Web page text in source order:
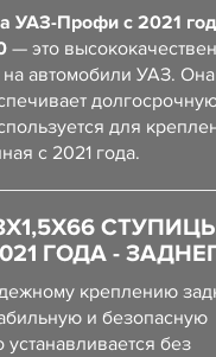
УАЗ-Профи с 2021
— это
автомобили УАЗ.
для
с 2021 года.
ГОДА -
креплению
и безопасную
без